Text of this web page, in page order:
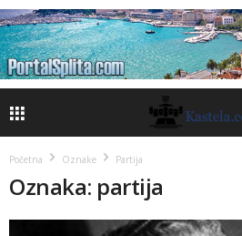
Početna Oznake Partija
Oznaka: partija